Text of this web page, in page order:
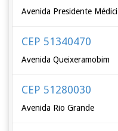
Avenida Presidente Médici
CEP 51340470
Avenida Queixeramobim
CEP 51280030
Avenida Rio Grande